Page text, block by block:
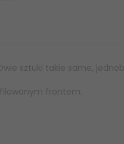
sztuki takie same,
frontem.